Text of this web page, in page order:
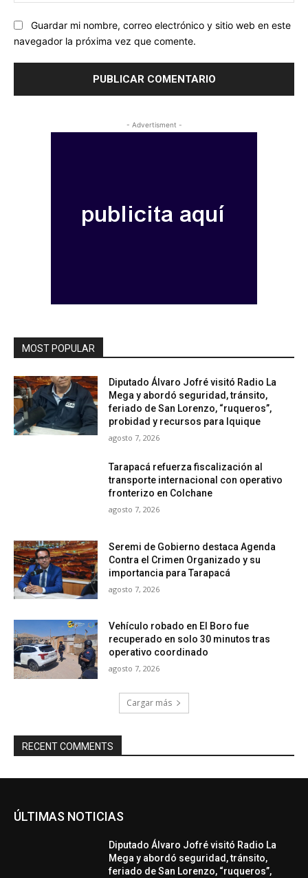
Guardar mi nombre, correo electrónico y sitio web en este
navegador la próxima vez que comente.
- Advertisment -
MOST POPULAR
Diputado Álvaro Jofré visitó Radio La
Mega y abordó seguridad, tránsito,
feriado de San Lorenzo, “ruqueros”,
probidad y recursos para Iquique
agosto 7, 2026
Tarapacá refuerza fiscalización al
transporte internacional con operativo
fronterizo en Colchane
agosto 7, 2026
Seremi de Gobierno destaca Agenda
Contra el Crimen Organizado y su
importancia para Tarapacá
agosto 7, 2026
Vehículo robado en El Boro fue
recuperado en solo 30 minutos tras
operativo coordinado
agosto 7, 2026
Cargar más
RECENT COMMENTS
ÚLTIMAS NOTICIAS
Diputado Álvaro Jofré visitó Radio La
Mega y abordó seguridad, tránsito,
feriado de San Lorenzo, “ruqueros”,